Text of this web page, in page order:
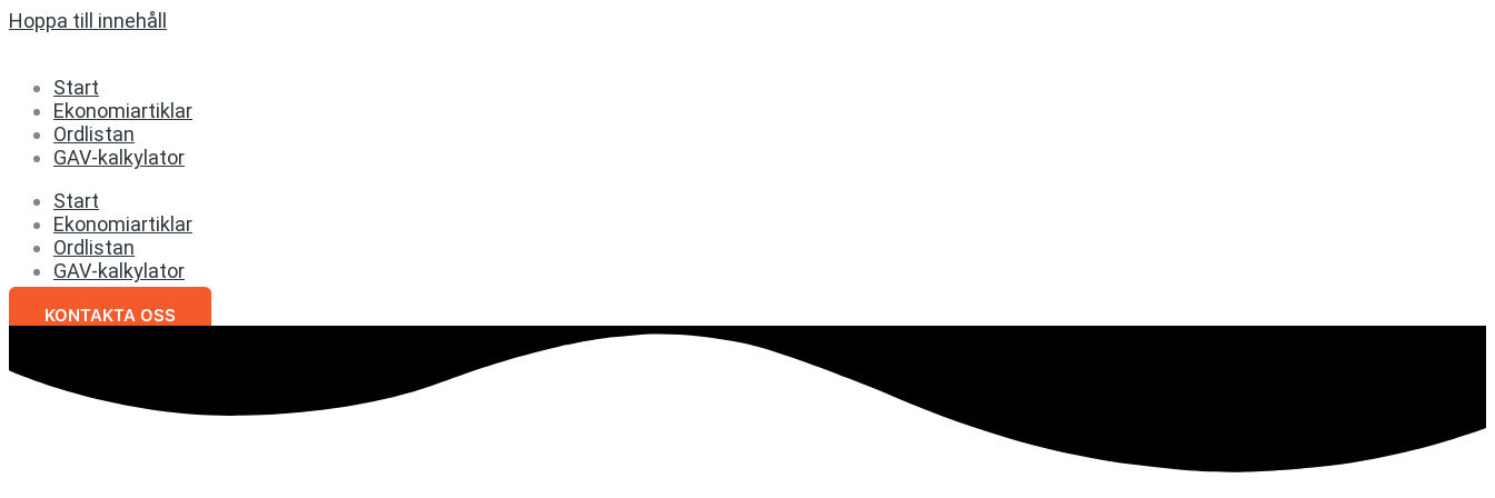
Hoppa till innehåll
Start
Ekonomiartiklar
Ordlistan
GAV-kalkylator
Start
Ekonomiartiklar
Ordlistan
GAV-kalkylator
KONTAKTA OSS